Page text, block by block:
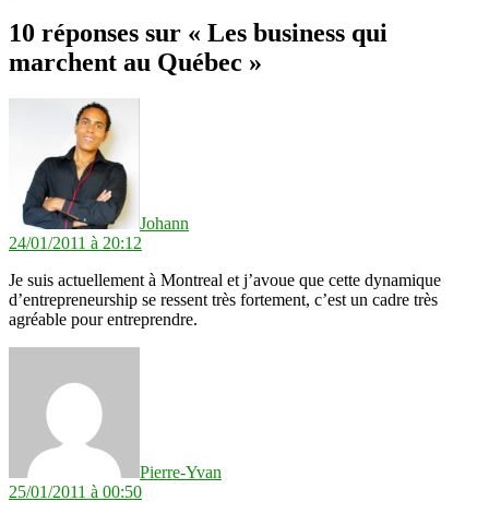
10 réponses sur « Les business qui
marchent au Québec »
Johann
24/01/2011 à 20:12
Je suis actuellement à Montreal et j’avoue que cette dynamique
d’entrepreneurship se ressent très fortement, c’est un cadre très
agréable pour entreprendre.
Pierre-Yvan
25/01/2011 à 00:50